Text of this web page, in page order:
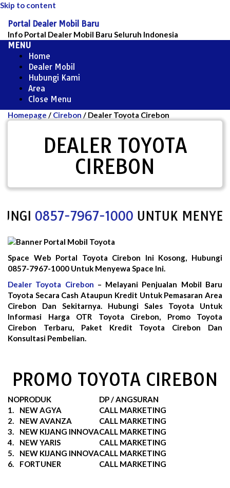
Skip to content
Portal Dealer Mobil Baru
Info Portal Dealer Mobil Baru Seluruh Indonesia
MENU
Home
Dealer Mobil
Hubungi Kami
Area
Close Menu
Homepage / Cirebon / Dealer Toyota Cirebon
DEALER TOYOTA
CIREBON
0857-7967-1000UNTUK MENYEWA
Space Web Portal Toyota Cirebon Ini Kosong, Hubungi
0857-7967-1000 Untuk Menyewa Space Ini.
Dealer Toyota Cirebon – Melayani Penjualan Mobil Baru
Toyota Secara Cash Ataupun Kredit Untuk Pemasaran Area
Cirebon Dan Sekitarnya. Hubungi Sales Toyota Untuk
Informasi Harga OTR Toyota Cirebon, Promo Toyota
Cirebon Terbaru, Paket Kredit Toyota Cirebon Dan
Konsultasi Pembelian.
PROMO TOYOTA CIREBON
NOPRODUK
DP / ANGSURAN
1.
NEW AGYA
CALL MARKETING
2.
NEW AVANZA
CALL MARKETING
3.
NEW KIJANG INNOVACALL MARKETING
4.
NEW YARIS
CALL MARKETING
5.
NEW KIJANG INNOVACALL MARKETING
6.
FORTUNER CALL MARKETING